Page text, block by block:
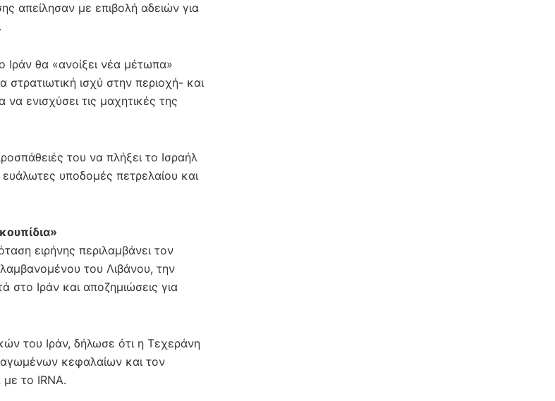
απείλησαν με επιβολή αδειών για
Ιράν θα «ανοίξει νέα μέτωπα»
ισχύ στην περιοχή- και
ενισχύσει τις μαχητικές της
του να πλήξει το Ισραήλ
υποδομές πετρελαίου και
ειρήνης περιλαμβάνει τον
του Λιβάνου, την
Ιράν και αποζημιώσεις για
του Ιράν, δήλωσε ότι η Τεχεράνη
κεφαλαίων και τον
το IRNA.